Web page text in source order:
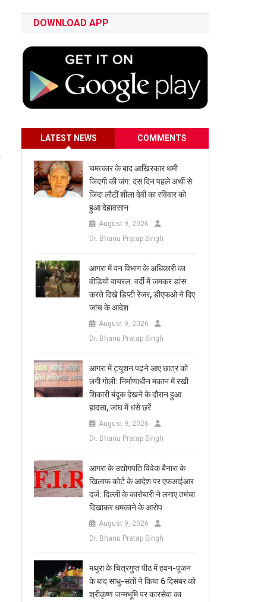
DOWNLOAD APP
LATEST NEWS COMMENTS
चमत्कार के बाद आखिरकार थमी
जिंदगी की जंग: दस दिन पहले अर्थी से
जिंदा लौटीं शीला देवी का रविवार को
हुआ देहावसान
August 9, 2026
Dr. Bhanu Pratap Singh
आगरा में वन विभाग के अधिकारी का
वीडियो वायरल: वर्दी में जमकर डांस
करते दिखे डिप्टी रेंजर, डीएफओ ने दिए
जांच के आदेश
August 9, 2026
Dr. Bhanu Pratap Singh
आगरा में ट्यूशन पढ़ने आए छात्र को
लगी गोली: निर्माणाधीन मकान में रखी
शिकारी बंदूक देखने के दौरान हुआ
हादसा, जांघ में धंसे छर्रे
August 9, 2026
Dr. Bhanu Pratap Singh
आगरा के उद्योगपति विवेक बैनारा के
खिलाफ कोर्ट के आदेश पर एफआईआर
दर्ज: दिल्ली के कारोबारी ने लगाए तमंचा
दिखाकर धमकाने के आरोप
August 9, 2026
Dr. Bhanu Pratap Singh
मथुरा के चित्रगुप्त पीठ में हवन-पूजन
के बाद साधु-संतों ने किया 6 दिसंबर को
श्रीकृष्ण जन्मभूमि पर कारसेवा का